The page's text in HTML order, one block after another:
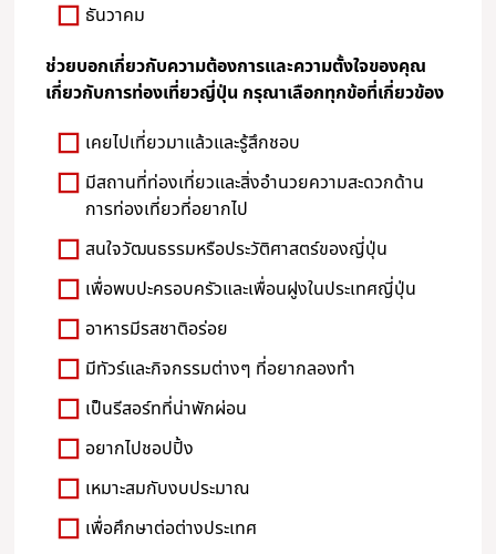
ธันวาคม
ช่วยบอกเกี่ยวกับความต้องการและความตั้งใจของคุณ
เกี่ยวกับการท่องเที่ยวญี่ปุ่น กรุณาเลือกทุกข้อที่เกี่ยวข้อง
เคยไปเที่ยวมาแล้วและรู้สึกชอบ
มีสถานที่ท่องเที่ยวและสิ่งอำนวยความสะดวกด้าน
การท่องเที่ยวที่อยากไป
สนใจวัฒนธรรมหรือประวัติศาสตร์ของญี่ปุ่น
เพื่อพบปะครอบครัวและเพื่อนฝูงในประเทศญี่ปุ่น
อาหารมีรสชาติอร่อย
มีทัวร์และกิจกรรมต่างๆ ที่อยากลองทำ
เป็นรีสอร์ทที่น่าพักผ่อน
อยากไปชอปปิ้ง
เหมาะสมกับงบประมาณ
เพื่อศึกษาต่อต่างประเทศ